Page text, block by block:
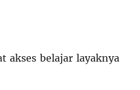
akses belajar layaknya